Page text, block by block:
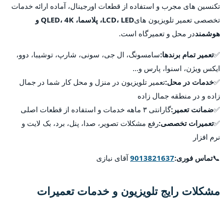
تکنسین های مجرب و استفاده از قطعات اورجینال، آماده ارائه خدمات
تخصصی تعمیر تلویزیون های
LCD، LED، پلاسما، QLED، 4K و
هوشمنددر محل و تعمیرگاه است.
✅تعمیر تمام برندها:سامسونگ، ال جی، سونی، شارپ، توشیبا، دوو،
ایکس ویژن، اسنوا، پارس و...
✅خدمات در محل:تعمیر تلویزیون در منزل و محل کار شما در جمال
زاده و در منطقه جمال زاده
✅ضمانت تعمیر:گارانتی ۳ ماهه خدمات و استفاده از قطعات اصلی
✅تعمیرات تخصصی:رفع مشکلات تصویر، صدا، پنل، برد، بک لایت و
نرم افزار
📞تماس فوری:9013821637آقای نیازی
مشکلات رایج تلویزیون و خدمات تعمیرات